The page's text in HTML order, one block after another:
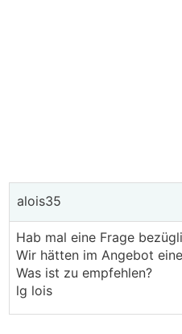
alois35
Hab mal eine Frage
Wir hätten im Angebot
Was ist zu empfehlen?
lg lois